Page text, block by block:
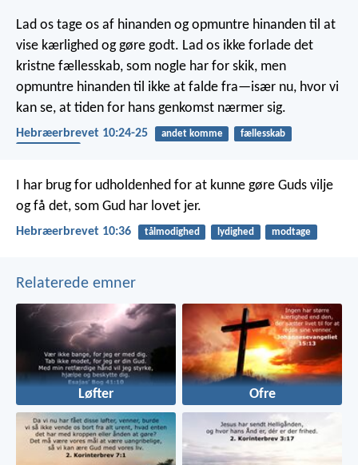
Lad os tage os af hinanden og opmuntre hinanden til at
vise kærlighed og gøre godt. Lad os ikke forlade det
kristne fællesskab, som nogle har for skik, men
opmuntre hinanden til ikke at falde fra—især nu, hvor vi
kan se, at tiden for hans genkomst nærmer sig.
Hebræerbrevet 10:24-25 andet komme
fællesskab
I har brug for udholdenhed for at kunne gøre Guds vilje
og få det, som Gud har lovet jer.
Hebræerbrevet 10:36 tålmodighed lydighed modtage
Relaterede emner
Løfter Ofre